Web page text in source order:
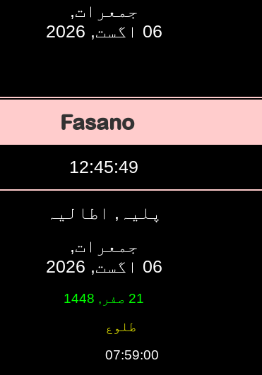
جمعرات,
06 اگست, 2026
Fasano
12:45:50
پلیہ, اطالیہ
جمعرات,
06 اگست, 2026
21 صفر, 1448
طلوع
07:59:00